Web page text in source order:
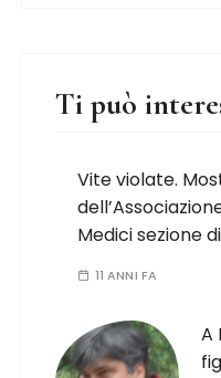
Ti può
Vite violate.
Medici sezione
11 ANNI FA
A